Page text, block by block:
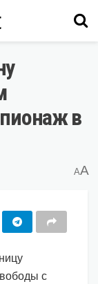
в
AA
с